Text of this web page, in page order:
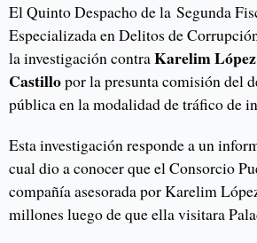
El Quinto Despacho de la Segunda
Especializada en Delitos de
la investigación contraKarelim
Castillopor la presunta comisión del
pública en la modalidad de tráfico de
Esta investigación responde a un
cual dio a conocer que el Consorcio
compañía asesorada por Karelim
millones luego de que ella visitara